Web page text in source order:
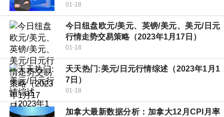
01-18
今日纽盘欧元/美元、英镑/美元、美元/日元
行情走势交易策略（2023年1月17日）
01-18
天天热门:美元/日元行情综述（2023年1月1
7日）
01-18
加拿大最新数据分析：加拿大12月CPI月率